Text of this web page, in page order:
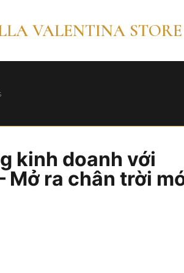
VALENTINA STORE
kinh doanh với
Mở ra chân trời